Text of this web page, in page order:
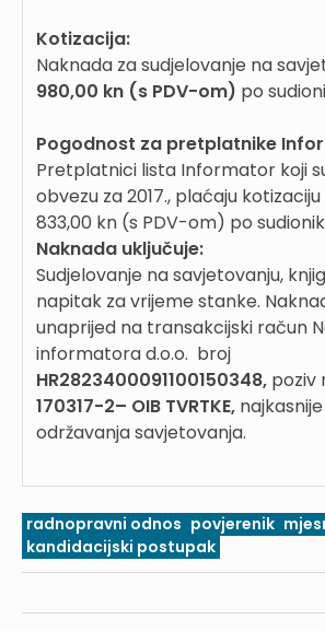
Kotizacija:
Naknada za sudjelovanje na
980,00 kn (s PDV-om) po
Pogodnost za pretplatnike
Pretplatnici lista Informator koji
obvezu za 2017., plaćaju
833,00 kn (s PDV-om) po
Naknada uključuje:
Sudjelovanje na savjetovanju,
napitak za vrijeme stanke.
unaprijed na transakcijski račun
informatora d.o.o. broj
HR2823400091100150348, poziv
170317-2– OIB TVRTKE,
održavanja savjetovanja.
radnopravni odnos povjerenik
kandidacijski postupak